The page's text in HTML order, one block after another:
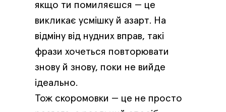
якщо ти помиляєшся — це
викликає усмішку й азарт. На
відміну від нудних вправ, такі
фрази хочеться повторювати
знову й знову, поки не вийде
ідеально.
Тож скоромовки — це не просто